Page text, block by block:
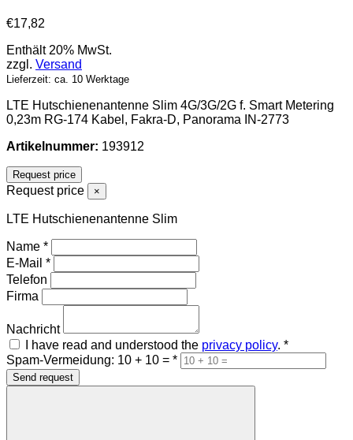
€17,82
Enthält 20% MwSt.
zzgl. Versand
Lieferzeit: ca. 10 Werktage
LTE Hutschienenantenne Slim 4G/3G/2G f. Smart Metering
0,23m RG-174 Kabel, Fakra-D, Panorama IN-2773
Artikelnummer: 193912
Request price
Request price ×
LTE Hutschienenantenne Slim
Name *
E-Mail *
Telefon
Firma
Nachricht
I have read and understood the privacy policy. *
Spam-Vermeidung: 10 + 10 = *
Send request